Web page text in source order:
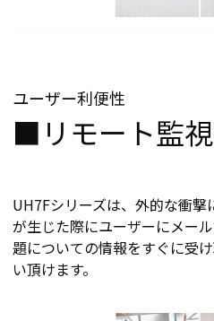
ユーザー利便性
■リモート監視
UH7Fシリーズは、外的な衝
が生じた際にユーザーにメー
題についての情報をすぐに受
い頂けます。